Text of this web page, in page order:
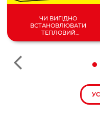
ЧИ ВИГІДНО
ВСТАНОВЛЮВАТИ
ТЕПЛОВИЙ
НАСОС У 2024